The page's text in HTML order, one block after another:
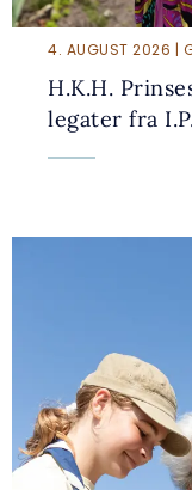
4. AUGUST 2026 |
H.K.H.
legater fra